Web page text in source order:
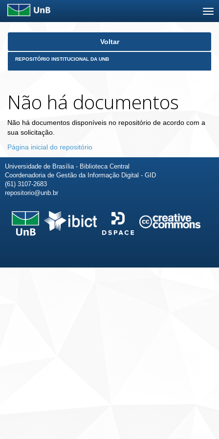
Skip
Voltar
REPOSITÓRIO INSTITUCIONAL DA UNB
Não há documentos
Não há documentos disponíveis no repositório de acordo com a
sua solicitação.
Página inicial do repositório
Universidade de Brasília - Biblioteca Central
Coordenadoria de Gestão da Informação Digital - GID
(61) 3107-2683
repositorio@unb.br